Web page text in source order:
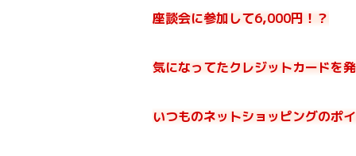
座談会に参加して6,000円！？
気になってたクレジットカードを
いつものネットショッピングのポ